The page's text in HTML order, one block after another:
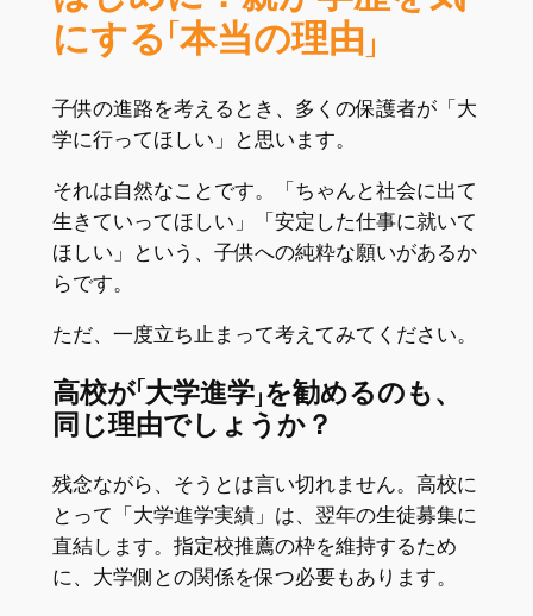
にする「本当の理由」
子供の進路を考えるとき、多くの保護者が「大
学に行ってほしい」と思います。
それは自然なことです。「ちゃんと社会に出て
生きていってほしい」「安定した仕事に就いて
ほしい」という、子供への純粋な願いがあるか
らです。
ただ、一度立ち止まって考えてみてください。
高校が「大学進学」を勧めるのも、
同じ理由でしょうか？
残念ながら、そうとは言い切れません。高校に
とって「大学進学実績」は、翌年の生徒募集に
直結します。指定校推薦の枠を維持するため
に、大学側との関係を保つ必要もあります。